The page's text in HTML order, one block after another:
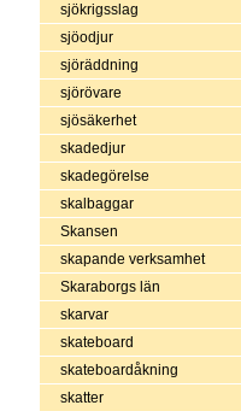
sjökrigsslag
sjöodjur
sjöräddning
sjörövare
sjösäkerhet
skadedjur
skadegörelse
skalbaggar
Skansen
skapande verksamhet
Skaraborgs län
skarvar
skateboard
skateboardåkning
skatter